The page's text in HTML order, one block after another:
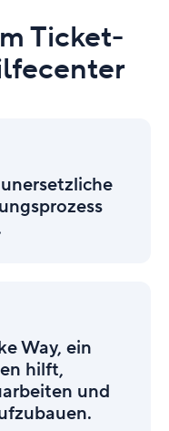
Ticket-
Way, ein
hilft,
und